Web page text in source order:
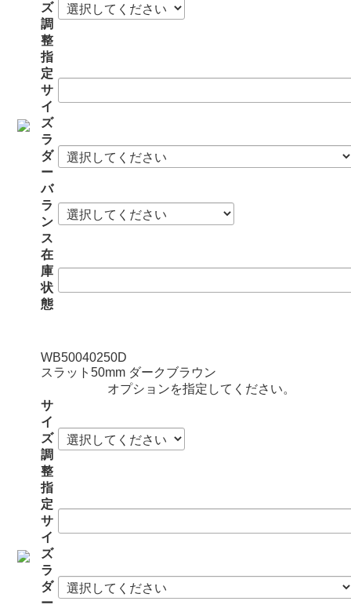
ズ
調
整
指
定
サ
イ
ズ
ラ
ダ
ー
バ
ラ
ン
ス
在
庫
状
態
WB50040250D
スラット50mm ダークブラウン
オプションを指定してください。
サ
イ
ズ
調
整
指
定
サ
イ
ズ
ラ
ダ
ー